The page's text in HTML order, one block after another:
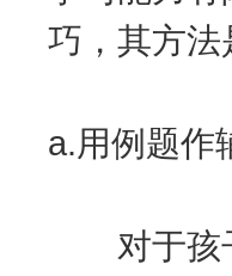
巧，其方法
a.用例题作
对于孩子